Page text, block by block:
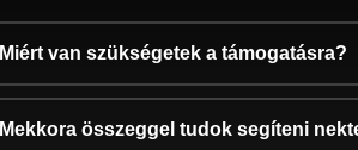
Miért van szükségetek a támogatásra?
Mekkora összeggel tudok segíteni